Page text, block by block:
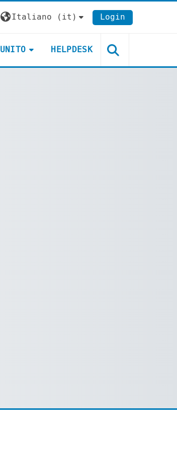
Italiano ‎(it)‎ Login
UNITO HELPDESK